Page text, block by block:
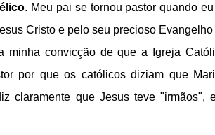
. Meu pai se tornou pastor quando
Cristo e pelo seu precioso
minha convicção de que a Igreja
por que os católicos diziam que
claramente que Jesus teve "irmãos",